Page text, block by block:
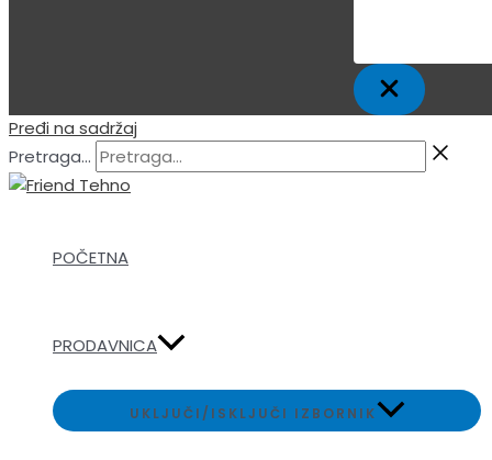
Pređi na sadržaj
Pretraga...
POČETNA
PRODAVNICA
UKLJUČI/ISKLJUČI IZBORNIK